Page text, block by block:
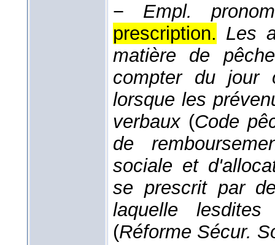
− Empl.
prescription. Les
matière de
compter du jour
lorsque les
verbaux(Code
de
sociale et
se prescrit par
laquelle
(Réforme Sécur.